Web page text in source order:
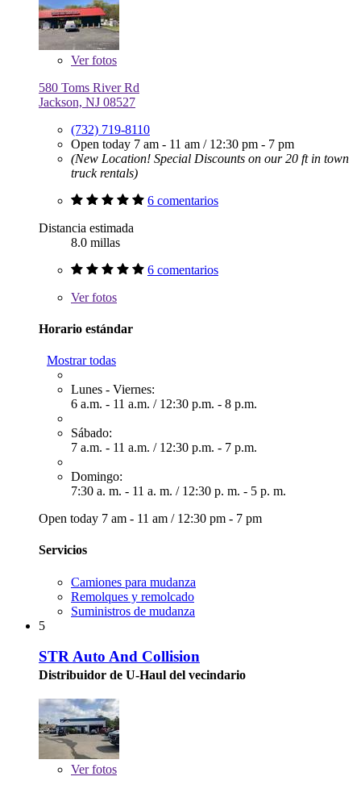
Verfotos
580 Toms River Rd
Jackson, NJ 08527
(732) 719-8110
Open today 7 am - 11 am / 12:30 pm - 7 pm
(New Location! Special Discounts on our 20 ft in town
truck rentals)
6 comentarios
Distancia estimada
8.0 millas
6 comentarios
Verfotos
Horario estándar
Mostrar todas
Lunes - Viernes:
6 a.m. - 11 a.m. / 12:30 p.m. - 8 p.m.
Sábado:
7 a.m. - 11 a.m. / 12:30 p.m. - 7 p.m.
Domingo:
7:30 a. m. - 11 a. m. / 12:30 p. m. - 5 p. m.
Open today 7 am - 11 am / 12:30 pm - 7 pm
Servicios
Camiones para mudanza
Remolques y remolcado
Suministros de mudanza
5
STR Auto And Collision
Distribuidor de U-Haul del vecindario
Verfotos